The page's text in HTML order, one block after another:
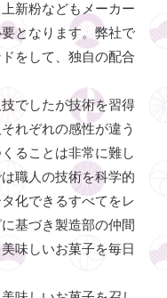
新粉などもメーカー
となります。弊社で
をして、独自の配合
でしたが技術を習得
れぞれの感性が違う
ることは非常に難し
職人の技術を科学的
化できるすべてをレ
基づき製造部の仲間
味しいお菓子を毎日